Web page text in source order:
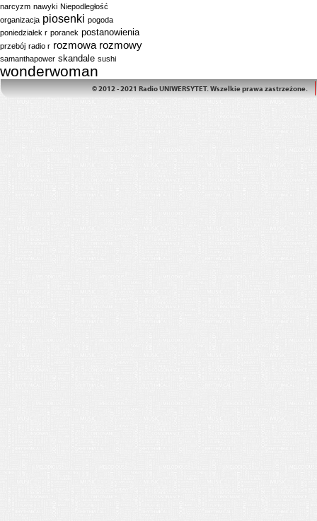
narcyzm nawyki Niepodległość
organizacja piosenki pogoda
poniedziałek r poranek postanowienia
przebój radio r rozmowa rozmowy
samanthapower skandale sushi
wonderwoman
© 2012 - 2021 Radio UNIWERSYTET. Wszelkie prawa zastrzeżone.